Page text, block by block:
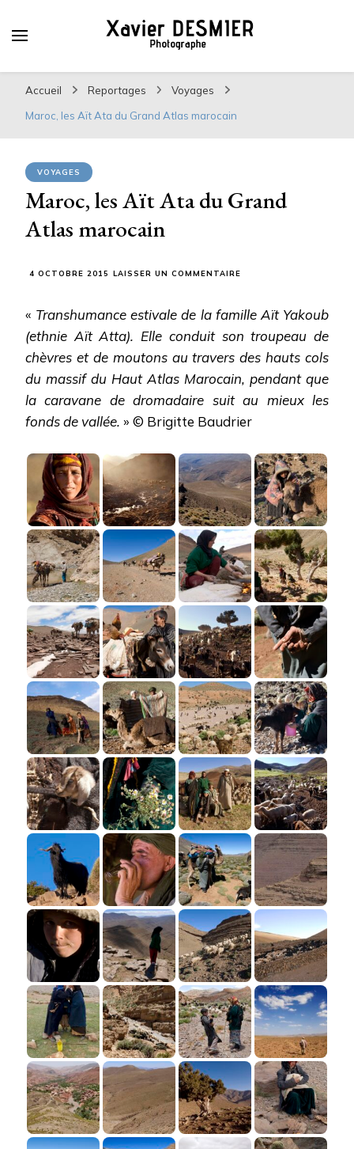
Xavier DESMIER
PHOTOGRAPHE
Accueil Reportages
Voyages
Maroc, les Aït Ata du Grand Atlas marocain
VOYAGES
Maroc, les Aït Ata du Grand
Atlas marocain
4 OCTOBRE 2015 LAISSER UN COMMENTAIRE
AÏT
DU
GRAND
MAROCAIN
« Transhumance estivale de la famille Aït Yakoub
(ethnie Aït Atta). Elle conduit son troupeau de
chèvres et de moutons au travers des hauts cols
du massif du Haut Atlas Marocain, pendant que
la caravane de dromadaire suit au mieux les
fonds de vallée. » © Brigitte Baudrier